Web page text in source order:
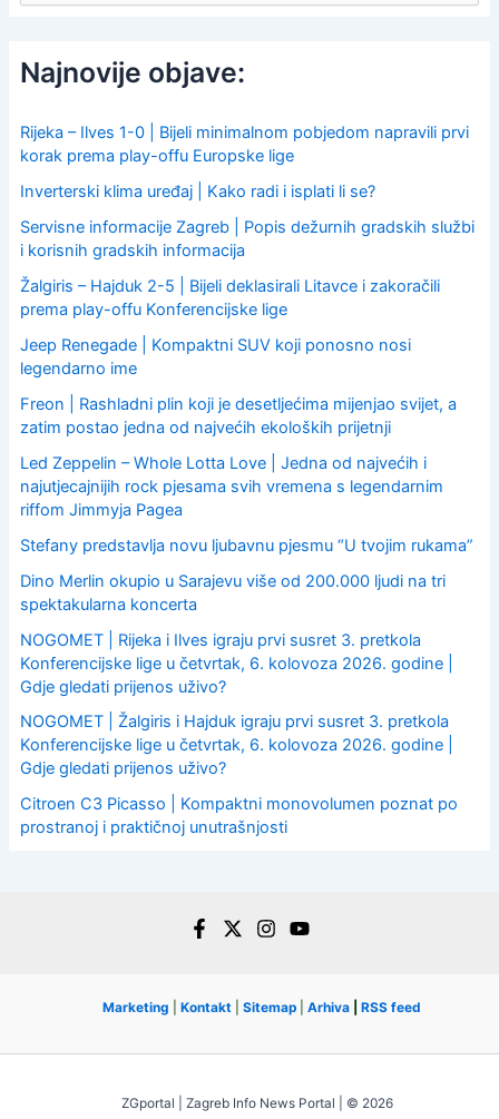
c
h
o
r
Najnovije objave:
Rijeka – Ilves 1-0 | Bijeli minimalnom pobjedom napravili prvi
korak prema play-offu Europske lige
Inverterski klima uređaj | Kako radi i isplati li se?
Servisne informacije Zagreb | Popis dežurnih gradskih službi
i korisnih gradskih informacija
Žalgiris – Hajduk 2-5 | Bijeli deklasirali Litavce i zakoračili
prema play-offu Konferencijske lige
Jeep Renegade | Kompaktni SUV koji ponosno nosi
legendarno ime
Freon | Rashladni plin koji je desetljećima mijenjao svijet, a
zatim postao jedna od najvećih ekoloških prijetnji
Led Zeppelin – Whole Lotta Love | Jedna od najvećih i
najutjecajnijih rock pjesama svih vremena s legendarnim
riffom Jimmyja Pagea
Stefany predstavlja novu ljubavnu pjesmu “U tvojim rukama”
Dino Merlin okupio u Sarajevu više od 200.000 ljudi na tri
spektakularna koncerta
NOGOMET | Rijeka i Ilves igraju prvi susret 3. pretkola
Konferencijske lige u četvrtak, 6. kolovoza 2026. godine |
Gdje gledati prijenos uživo?
NOGOMET | Žalgiris i Hajduk igraju prvi susret 3. pretkola
Konferencijske lige u četvrtak, 6. kolovoza 2026. godine |
Gdje gledati prijenos uživo?
Citroen C3 Picasso | Kompaktni monovolumen poznat po
prostranoj i praktičnoj unutrašnjosti
Marketing Kontakt Sitemap Arhiva RSS feed
ZGportal | Zagreb Info News Portal | © 2026